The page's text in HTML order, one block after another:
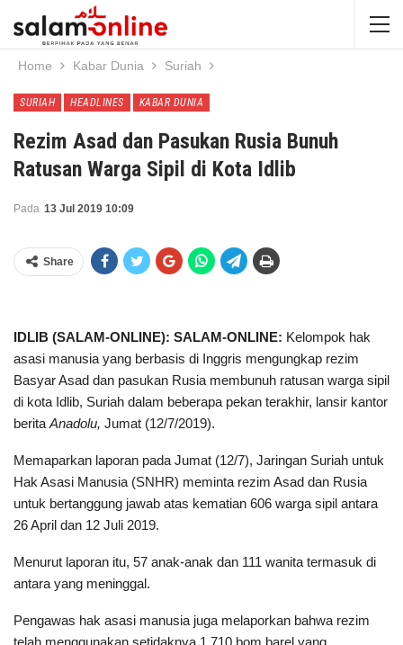
Home Kabar Dunia Suriah
SURIAH HEADLINES KABAR DUNIA
Rezim Asad dan Pasukan Rusia Bunuh
Ratusan Warga Sipil di Kota Idlib
Pada 13 Jul 2019 10:09
Share
IDLIB (SALAM-ONLINE): SALAM-ONLINE: Kelompok hak
asasi manusia yang berbasis di Inggris mengungkap rezim
Basyar Asad dan pasukan Rusia membunuh ratusan warga sipil
di kota Idlib, Suriah dalam beberapa pekan terakhir, lansir kantor
berita Anadolu, Jumat (12/7/2019).
Memaparkan laporan pada Jumat (12/7), Jaringan Suriah untuk
Hak Asasi Manusia (SNHR) meminta rezim Asad dan Rusia
untuk bertanggung jawab atas kematian 606 warga sipil antara
26 April dan 12 Juli 2019.
Menurut laporan itu, 57 anak-anak dan 111 wanita termasuk di
antara yang meninggal.
Pengawas hak asasi manusia juga melaporkan bahwa rezim
telah menggunakan setidaknya 1.710 bom barel yang